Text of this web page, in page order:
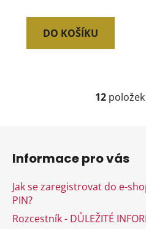
DO KOŠÍKU
O
c
p
r
12
Informace pro vás
Jak se zaregistrovat do e-
PIN?
Rozcestník - DŮLEŽITÉ